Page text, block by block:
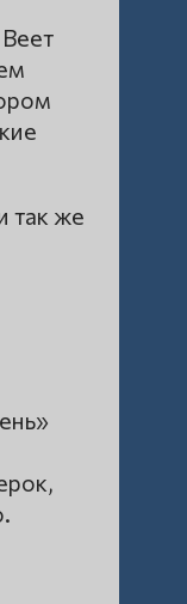
так же